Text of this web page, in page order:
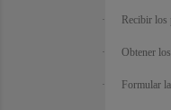
· Recibir los
· Obtener
· Formular